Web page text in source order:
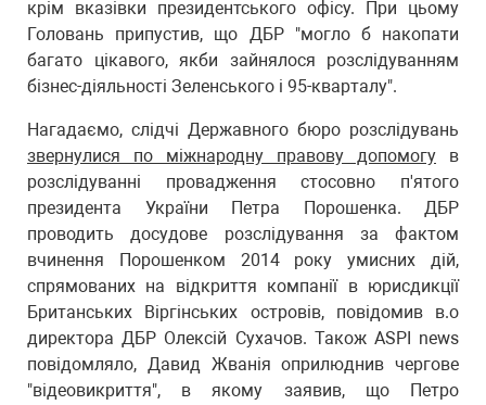
крім вказівки президентського офісу. При цьому
Головань припустив, що ДБР "могло б накопати
багато цікавого, якби зайнялося розслідуванням
бізнес-діяльності Зеленського і 95-кварталу".
Нагадаємо, слідчі Державного бюро розслідувань
звернулися по міжнародну правову допомогу в
розслідуванні провадження стосовно п'ятого
президента України Петра Порошенка. ДБР
проводить досудове розслідування за фактом
вчинення Порошенком 2014 року умисних дій,
спрямованих на відкриття компанії в юрисдикції
Британських Віргінських островів, повідомив в.о
директора ДБР Олексій Сухачов. Також ASPI news
повідомляло, Давид Жванія оприлюднив чергове
"відеовикриття", в якому заявив, що Петро